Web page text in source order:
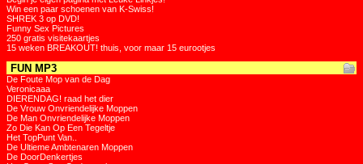
Win een paar schoenen van K-Swiss!
SHREK 3 op DVD!
Funny Sex Pictures
250 gratis visitekaartjes
15 weken BREAKOUT! thuis, voor maar 15 eurootjes
FUN MP3
De Foute Mop van de Dag
Veronicaaa
DIERENDAG! raad het dier
De Vrouw Onvriendelijke Moppen
De Man Onvriendelijke Moppen
Zo Die Kan Op Een Tegeltje
Het TopPunt Van..
De Ultieme Ambtenaren Moppen
De DoorDenkertjes